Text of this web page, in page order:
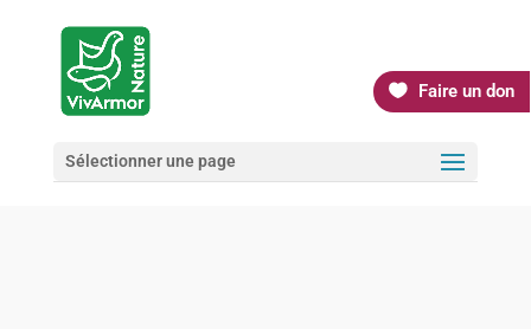
Faire un don
Sélectionner une page